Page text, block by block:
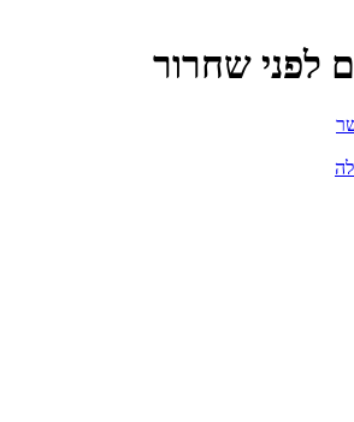
לפני שחרור